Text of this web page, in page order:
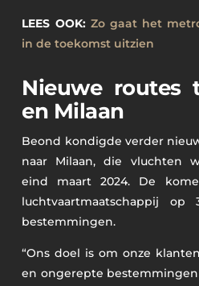
LEES OOK: Zo gaat het
in de toekomst uitzien
Nieuwe routes
en Milaan
Beond kondigde verder
naar Milaan, die vluchten
eind maart 2024. De
luchtvaartmaatschappij
bestemmingen.
“Ons doel is om onze
en ongerepte